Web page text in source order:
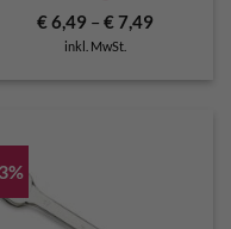
€6,49 – €7,49
inkl. MwSt.